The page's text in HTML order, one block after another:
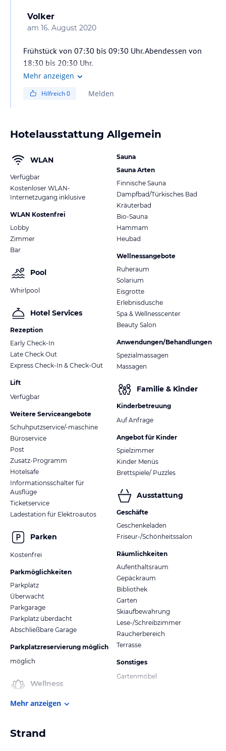
Volker
am 16. August 2020
Frühstück von 07:30 bis 09:30 Uhr. Abendessen von
18:30 bis 20:30 Uhr.
Mehr anzeigen
Hilfreich0 Melden
Hotelausstattung Allgemein
WLAN
Verfügbar
Kostenloser WLAN-
Internetzugang inklusive
WLAN Kostenfrei
Lobby
Zimmer
Bar
Pool
Whirlpool
Hotel Services
Rezeption
Early Check-In
Late Check Out
Express Check-In & Check-Out
Lift
Verfügbar
Weitere Serviceangebote
Schuhputzservice/-maschine
Büroservice
Post
Zusatz-Programm
Hotelsafe
Informationsschalter für
Ausflüge
Ticketservice
Ladestation für Elektroautos
Parken
Kostenfrei
Parkmöglichkeiten
Parkplatz
Überwacht
Parkgarage
Parkplatz überdacht
Abschließbare Garage
Parkplatzreservierung möglich
möglich
Wellness
Sauna
Sauna Arten
Finnische Sauna
Dampfbad/Türkisches Bad
Kräuterbad
Bio-Sauna
Hammam
Heubad
Wellnessangebote
Ruheraum
Solarium
Eisgrotte
Erlebnisdusche
Spa & Wellnesscenter
Beauty Salon
Anwendungen/Behandlungen
Spezialmassagen
Massagen
Familie & Kinder
Kinderbetreuung
Auf Anfrage
Angebot für Kinder
Spielzimmer
Kinder Menüs
Brettspiele/ Puzzles
Ausstattung
Geschäfte
Geschenkeladen
Friseur-/Schönheitssalon
Räumlichkeiten
Aufenthaltsraum
Gepäckraum
Bibliothek
Garten
Skiaufbewahrung
Lese-/Schreibzimmer
Raucherbereich
Terrasse
Sonstiges
Gartenmöbel
Mehr anzeigen
Strand